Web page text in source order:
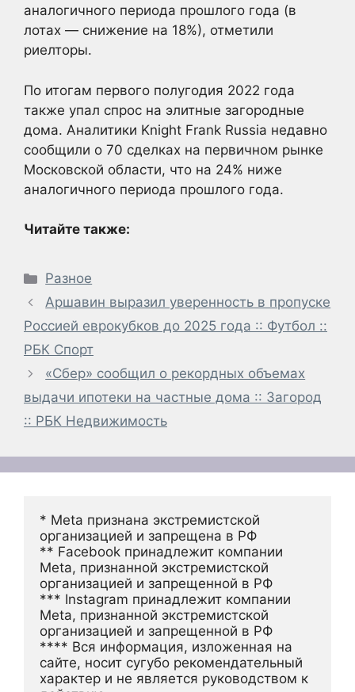
аналогичного периода прошлого года (в
лотах — снижение на 18%), отметили
риелторы.
По итогам первого полугодия 2022 года
также упал спрос на элитные загородные
дома. Аналитики Knight Frank Russia недавно
сообщили о 70 сделках на первичном рынке
Московской области, что на 24% ниже
аналогичного периода прошлого года.
Читайте также:
Рубрики
Разное
Аршавин выразил уверенность в пропуске
Россией еврокубков до 2025 года :: Футбол ::
РБК Спорт
«Сбер» сообщил о рекордных объемах
выдачи ипотеки на частные дома :: Загород
:: РБК Недвижимость
* Meta признана экстремистской
организацией и запрещена в РФ
** Facebook принадлежит компании
Meta, признанной экстремистской
организацией и запрещенной в РФ
*** Instagram принадлежит компании
Meta, признанной экстремистской
организацией и запрещенной в РФ
**** Вся информация, изложенная на
сайте, носит сугубо рекомендательный
характер и не является руководством к